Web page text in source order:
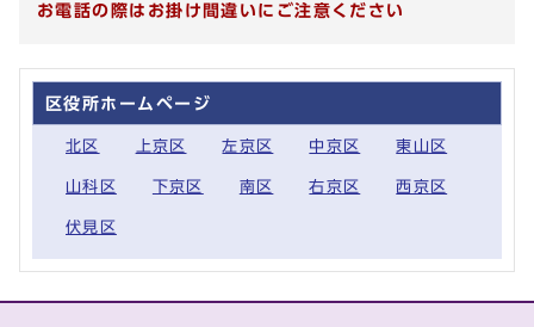
お電話の際はお掛け間違いにご注意ください
区役所ホームページ
北区 上京区 左京区 中京区 東山区
山科区 下京区 南区 右京区 西京区
伏見区